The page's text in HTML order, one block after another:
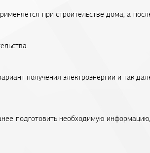
при строительстве дома, а
получения электроэнергии и так
подготовить необходимую